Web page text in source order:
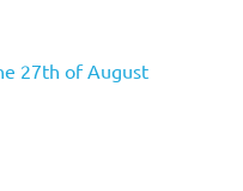
27th of August